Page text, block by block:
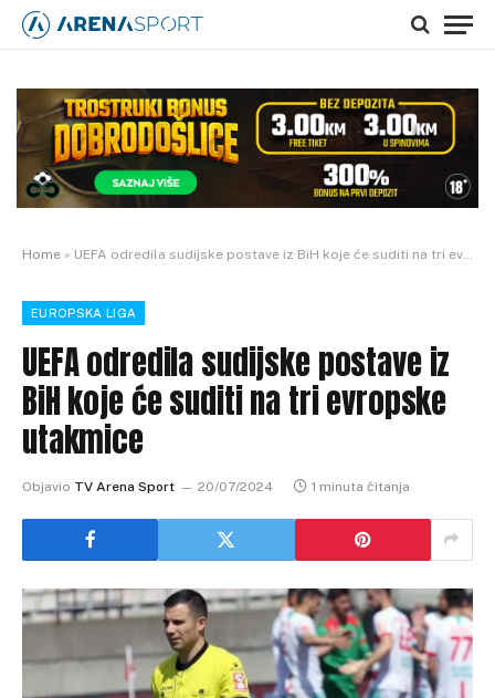
Home » UEFA odredila sudijske postave iz BiH koje će suditi na tri evropske utakmice
EUROPSKA LIGA
UEFA odredila sudijske postave iz
BiH koje će suditi na tri evropske
utakmice
Objavio TV Arena Sport 20/07/2024 1 minuta čitanja